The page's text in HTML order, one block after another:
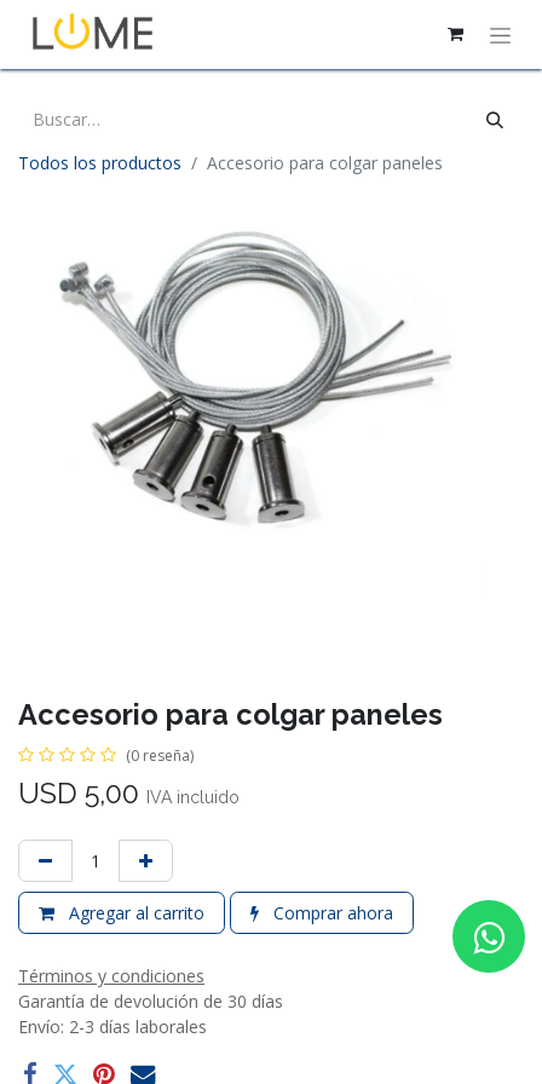
Todos los productos Accesorio para colgar paneles
Accesorio para colgar paneles
(0 reseña)
USD 5,00 IVA incluido
Agregar al carrito Comprar ahora
Términos y condiciones
Garantía de devolución de 30 días
Envío: 2-3 días laborales